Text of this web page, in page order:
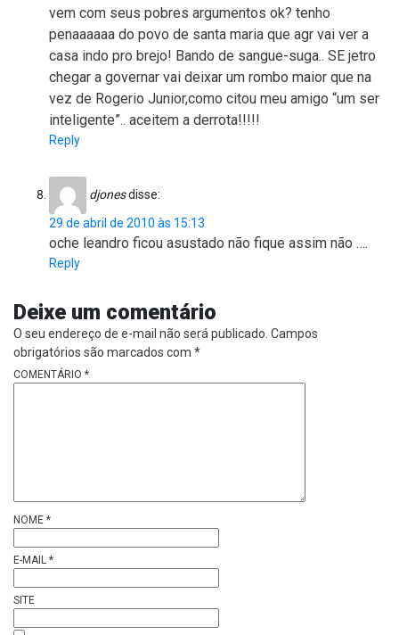
vem com seus pobres argumentos ok? tenho
penaaaaaa do povo de santa maria que agr vai ver a
casa indo pro brejo! Bando de sangue-suga.. SE jetro
chegar a governar vai deixar um rombo maior que na
vez de Rogerio Junior,como citou meu amigo “um ser
inteligente”.. aceitem a derrota!!!!!
Reply
djonesdisse:
29 de abril de 2010 às 15:13
oche leandro ficou asustado não fique assim não ….
Reply
Deixe um comentário
O seu endereço de e-mail não será publicado. Campos
obrigatórios são marcados com *
COMENTÁRIO *
NOME *
E-MAIL *
SITE